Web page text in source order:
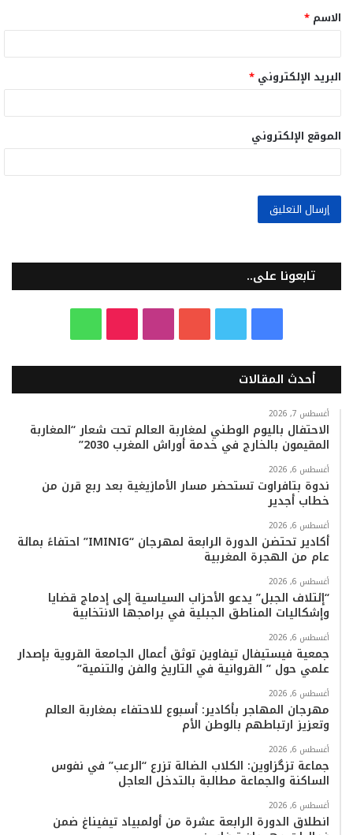
*
الاسم *
البريد الإلكتروني *
الموقع الإلكتروني
تابعونا على..
س
و
ك
ي
ت
ر
ت
ي
و
ب
س
ت
ق
ر
م
k
o
k
ت
س
ب
أحدث المقالات
أغسطس 7, 2026
الاحتفال باليوم الوطني لمغاربة العالم تحت شعار “المغاربة
المقيمون بالخارج في خدمة أوراش المغرب 2030”
أغسطس 6, 2026
ندوة بتافراوت تستحضر مسار الأمازيغية بعد ربع قرن من
خطاب أجدير
أغسطس 6, 2026
أكادير تحتضن الدورة الرابعة لمهرجان “IMINIG” احتفاءً بمائة
عام من الهجرة المغربية
أغسطس 6, 2026
“إئتلاف الجبل” يدعو الأحزاب السياسية إلى إدماج قضايا
وإشكاليات المناطق الجبلية في برامجها الانتخابية
أغسطس 6, 2026
جمعية فيستيفال تيفاوين توثق أعمال الجامعة القروية بإصدار
علمي حول ” القروانية في التاريخ والفن والتنمية”
أغسطس 6, 2026
مهرجان المهاجر بأكادير: أسبوع للاحتفاء بمغاربة العالم
وتعزيز ارتباطهم بالوطن الأم
أغسطس 6, 2026
جماعة تزگزاوين: الكلاب الضالة تزرع “الرعب” في نفوس
الساكنة والجماعة مطالبة بالتدخل العاجل
أغسطس 6, 2026
انطلاق الدورة الرابعة عشرة من أولمبياد تيفيناغ ضمن